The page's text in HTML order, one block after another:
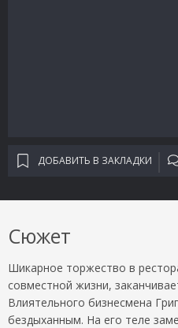
ДОБАВИТЬ В ЗАКЛАДКИ
Сюжет
Шикарное торжество в
совместной жизни,
Влиятельного бизнесмена
бездыханным. На его теле